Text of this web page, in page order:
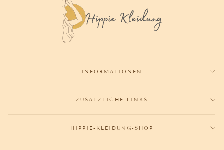
INFORMATIONEN
ZUSÄTZLICHE LINKS
HIPPIE-KLEIDUNG-SHOP